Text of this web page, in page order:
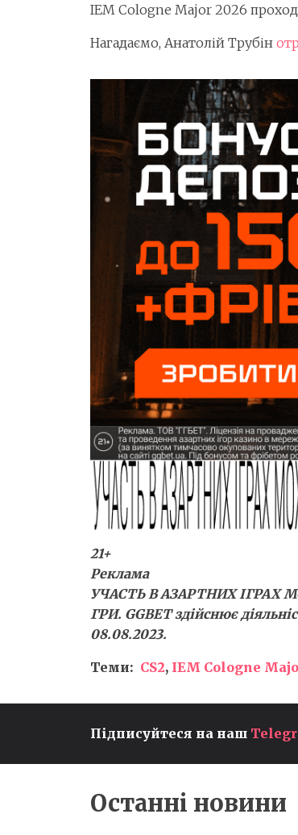
IEM Cologne Major 2026
Нагадаємо, Анатолій Трубін
21+
Реклама
УЧАСТЬ В АЗАРТНИХ ІГРАХ
ГРИ. GGBET здійснює
08.08.2023.
Теми: CS2, IEM Cologne
Підписуйтеся на наш
Останні новини
RBLZ SOUMA13
ВИСТУП НА FC PRO
26 MID-SEASON
ЧЕМПІОНАТ СВІТУ